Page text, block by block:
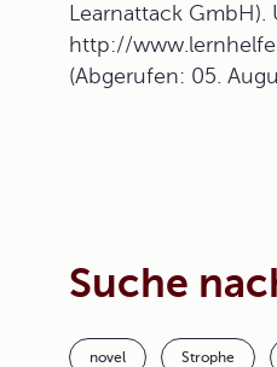
Learnattack GmbH).
http://
(Abgerufen: 05.
Suche
novel Strophe